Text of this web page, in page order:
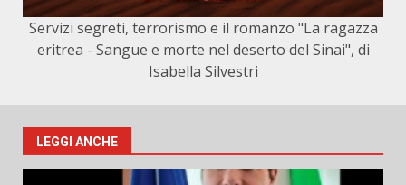
Servizi segreti, terrorismo e il romanzo "La ragazza
eritrea - Sangue e morte nel deserto del Sinai", di
Isabella Silvestri
LEGGI ANCHE